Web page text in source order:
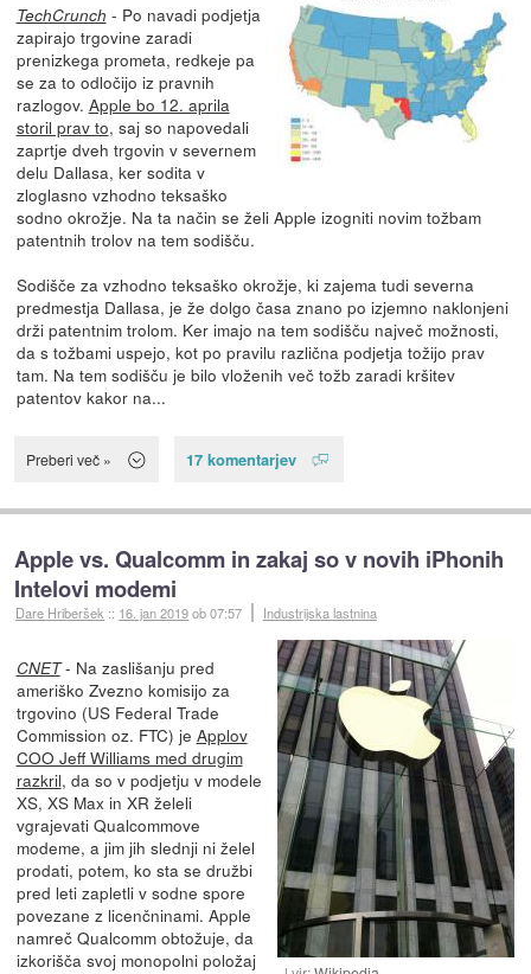
TechCrunch - Po navadi podjetja
zapirajo trgovine zaradi
prenizkega prometa, redkeje pa
se za to odločijo iz pravnih
razlogov. Apple bo 12. aprila
storil prav to, saj so napovedali
zaprtje dveh trgovin v severnem
delu Dallasa, ker sodita v
zloglasno vzhodno teksaško
sodno okrožje. Na ta način se želi Apple izogniti novim tožbam
patentnih trolov na tem sodišču.
Sodišče za vzhodno teksaško okrožje, ki zajema tudi severna
predmestja Dallasa, je že dolgo časa znano po izjemno naklonjeni
drži patentnim trolom. Ker imajo na tem sodišču največ možnosti,
da s tožbami uspejo, kot po pravilu različna podjetja tožijo prav
tam. Na tem sodišču je bilo vloženih več tožb zaradi kršitev
patentov kakor na...
Preberi več » 17 komentarjev
Apple vs. Qualcomm in zakaj so v novih iPhonih
Intelovi modemi
Dare Hriberšek :: 16. jan 2019ob 07:57 Industrijska lastnina
CNET- Na zaslišanju pred
ameriško Zvezno komisijo za
trgovino (US Federal Trade
Commission oz. FTC) je Applov
COO Jeff Williams med drugim
razkril, da so v podjetju v modele
XS, XS Max in XR želeli
vgrajevati Qualcommove
modeme, a jim jih slednji ni želel
prodati, potem, ko sta se družbi
pred leti zapletli v sodne spore
povezane z licenčninami. Apple
namreč Qualcomm obtožuje, da
izkorišča svoj monopolni položaj